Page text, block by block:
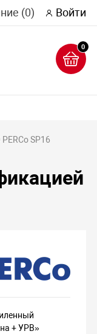
(0) Войти
0
SP16
+ УРВ»